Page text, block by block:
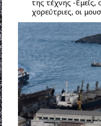
της τέχνης -Εμείς,
χορεύτριες, οι